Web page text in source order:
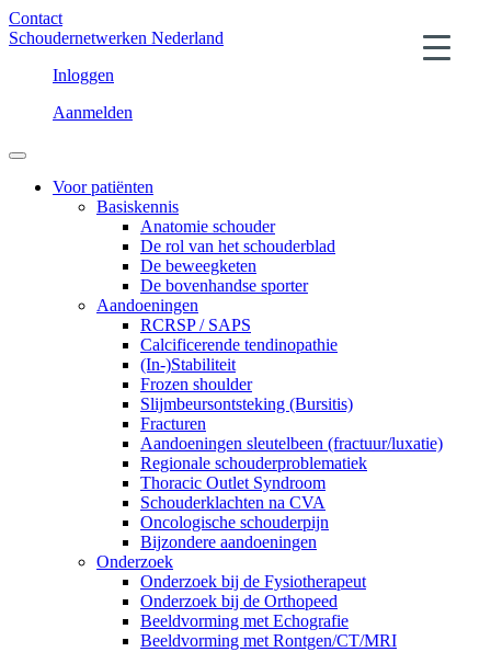
Contact
Schoudernetwerken Nederland
Inloggen
Aanmelden
Voor patiënten
Basiskennis
Anatomie schouder
De rol van het schouderblad
De beweegketen
De bovenhandse sporter
Aandoeningen
RCRSP / SAPS
Calcificerende tendinopathie
(In-)Stabiliteit
Frozen shoulder
Slijmbeursontsteking (Bursitis)
Fracturen
Aandoeningen sleutelbeen (fractuur/luxatie)
Regionale schouderproblematiek
Thoracic Outlet Syndroom
Schouderklachten na CVA
Oncologische schouderpijn
Bijzondere aandoeningen
Onderzoek
Onderzoek bij de Fysiotherapeut
Onderzoek bij de Orthopeed
Beeldvorming met Echografie
Beeldvorming met Rontgen/CT/MRI